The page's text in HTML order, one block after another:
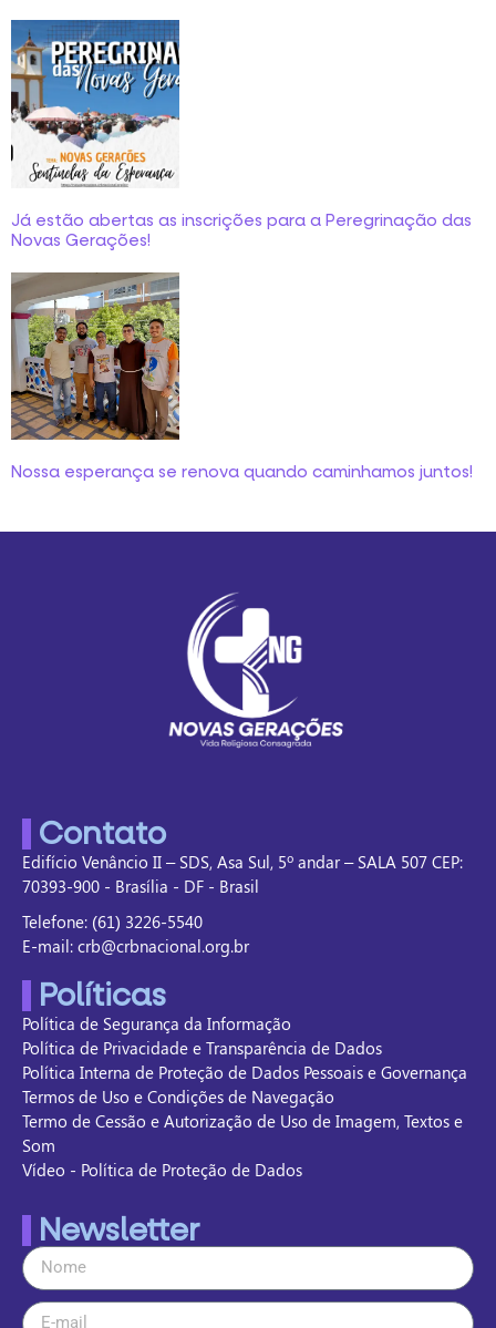
Já estão abertas as inscrições para a Peregrinação das
Novas Gerações!
Nossa esperança se renova quando caminhamos juntos!
Contato
Edifício Venâncio II – SDS, Asa Sul, 5º andar – SALA 507 CEP:
70393-900 - Brasília - DF - Brasil
Telefone: (61) 3226-5540
E-mail: crb@crbnacional.org.br
Políticas
Política de Segurança da Informação
Política de Privacidade e Transparência de Dados
Política Interna de Proteção de Dados Pessoais e Governança
Termos de Uso e Condições de Navegação
Termo de Cessão e Autorização de Uso de Imagem, Textos e
Som
Vídeo - Política de Proteção de Dados
Newsletter